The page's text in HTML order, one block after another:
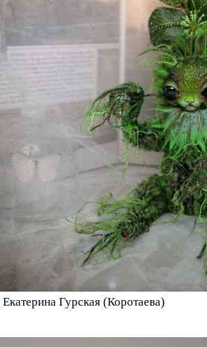
Екатерина Гурская (Коротаева)